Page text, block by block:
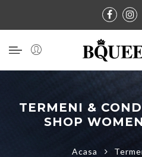
TERMENI &
SHOP
Acasa